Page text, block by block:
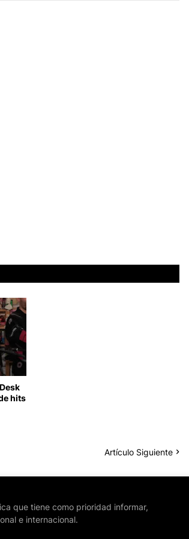
hits
Artículo Siguiente
que tiene como prioridad informar,
e internacional.